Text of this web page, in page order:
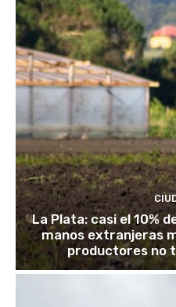
La Plata: casi el 10%
manos extranjeras
productores no